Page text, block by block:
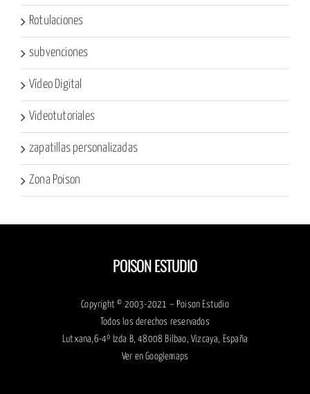
Rotulaciones
subvenciones
Vídeo Digital
Videotutoriales
zapatillas personalizadas
Zona Poison
POISON ESTUDIO
Copyright © 2003-2021 – Poison Estudio
Todos los derechos reservados
Lutxana,6-4º Izda B, 48008 Bilbao, Vizcaya, España
Ver enGooglemaps